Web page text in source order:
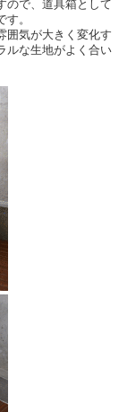
ので、道具箱として
。
囲気が大きく変化す
ルな生地がよく合い